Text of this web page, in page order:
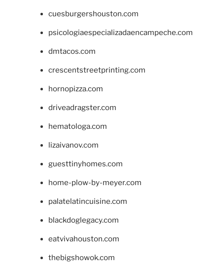
cuesburgershouston.com
psicologiaespecializadaencampeche.com
dmtacos.com
crescentstreetprinting.com
hornopizza.com
driveadragster.com
hematologa.com
lizaivanov.com
guesttinyhomes.com
home-plow-by-meyer.com
palatelatincuisine.com
blackdoglegacy.com
eatvivahouston.com
thebigshowok.com